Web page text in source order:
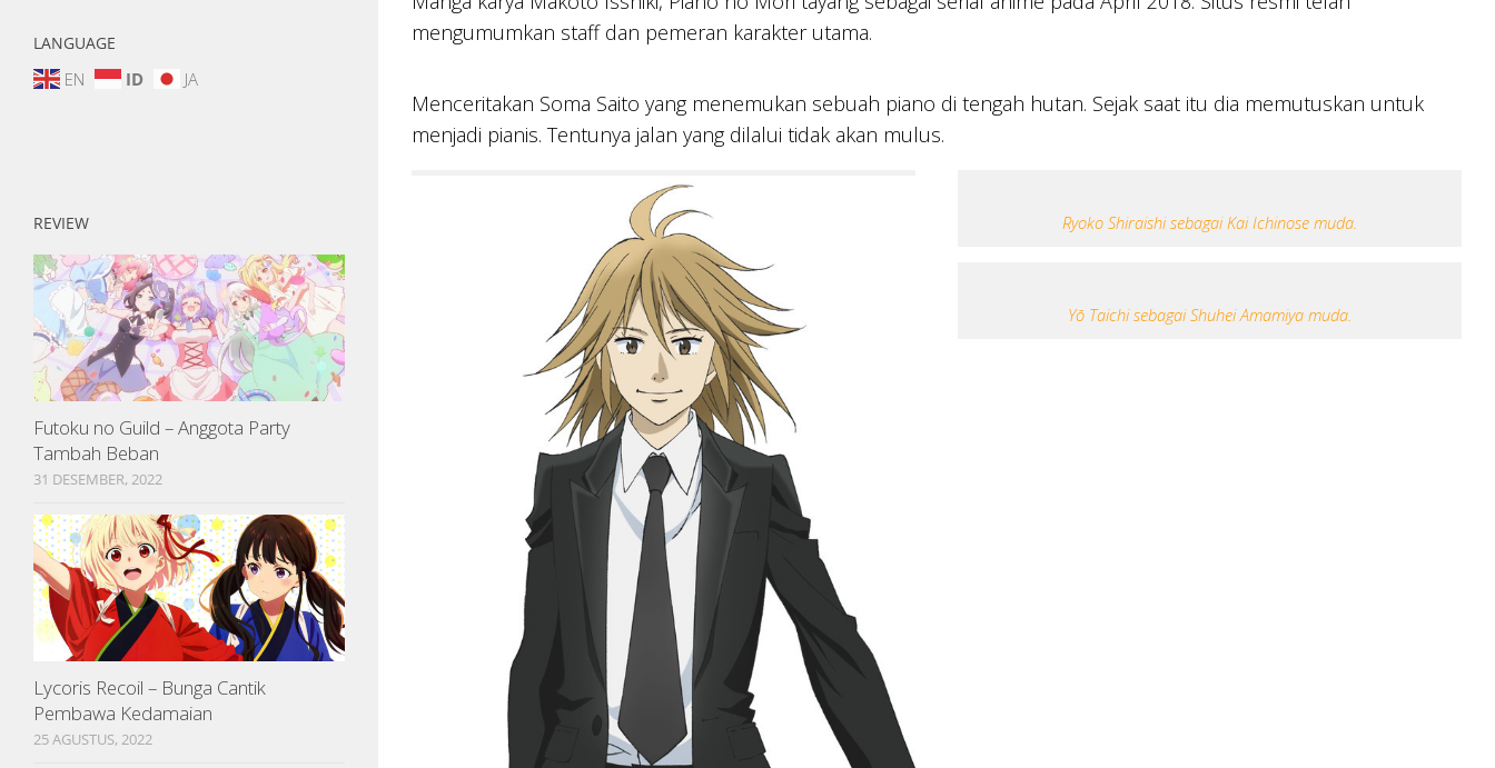
mengumumkan staff dan pemeran karakter utama.
Menceritakan Soma Saito yang menemukan sebuah piano di tengah hutan. Sejak saat itu dia memutuskan untuk
menjadi pianis. Tentunya jalan yang dilalui tidak akan mulus.
Ryoko Shiraishi sebagai Kai Ichinose muda.
Yō Taichi sebagai Shuhei Amamiya muda.
LANGUAGE
EN ID JA
REVIEW
Futoku no Guild – Anggota Party
Tambah Beban
31 DESEMBER, 2022
Lycoris Recoil – Bunga Cantik
Pembawa Kedamaian
25 AGUSTUS, 2022